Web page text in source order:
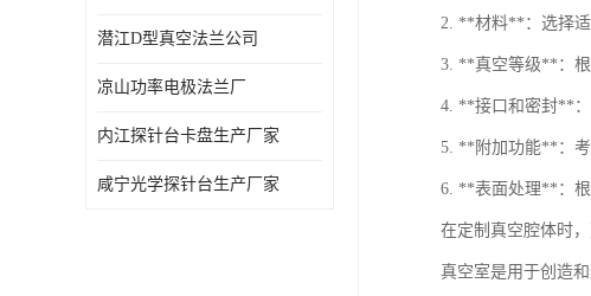
潜江D型真空法兰公司
凉山功率电极法兰厂
内江探针台卡盘生产厂家
咸宁光学探针台生产厂家
2. **材料**：选择适
3. **真空等级**：根
4. **接口和密封**：
5. **附加功能**：考
6. **表面处理**：根
在定制真空腔体时
真空室是用于创造